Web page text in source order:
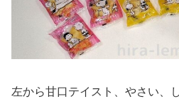
左から甘口テイスト、やさい、